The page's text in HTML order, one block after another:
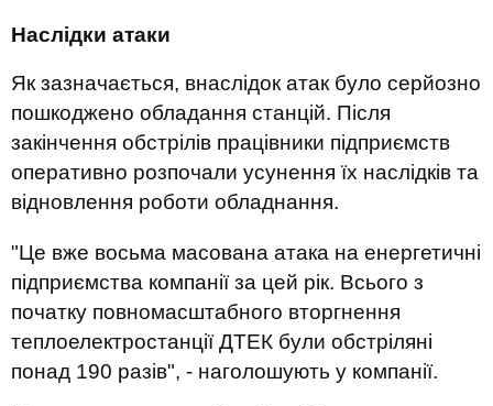
Наслідки атаки
Як зазначається, внаслідок атак було серйозно
пошкоджено обладання станцій. Після
закінчення обстрілів працівники підприємств
оперативно розпочали усунення їх наслідків та
відновлення роботи обладнання.
"Це вже восьма масована атака на енергетичні
підприємства компанії за цей рік. Всього з
початку повномасштабного вторгнення
теплоелектростанції ДТЕК були обстріляні
понад 190 разів", - наголошують у компанії.